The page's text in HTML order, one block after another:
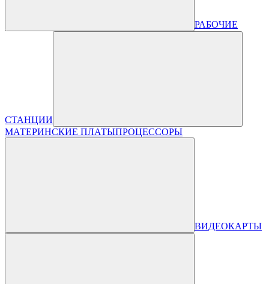
РАБОЧИЕ
СТАНЦИИ
МАТЕРИНСКИЕ ПЛАТЫПРОЦЕССОРЫ
ВИДЕОКАРТЫ